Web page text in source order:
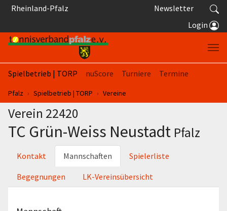
Springe zum Seiteninhalt
Rheinland-Pfalz
Newsletter
Login
Spielbetrieb | TORP nuScore Turniere
Termine
Sie sind hier:
Pfalz Spielbetrieb | TORP Vereine
Verein 22420
TC Grün-Weiss Neustadt Pfalz
Kontakt Mannschaften Spielerliste
Begegnungen LK-Vereinsübersicht